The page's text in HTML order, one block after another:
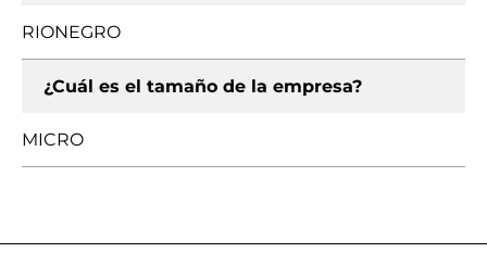
RIONEGRO
¿Cuál es el tamaño de la empresa?
MICRO